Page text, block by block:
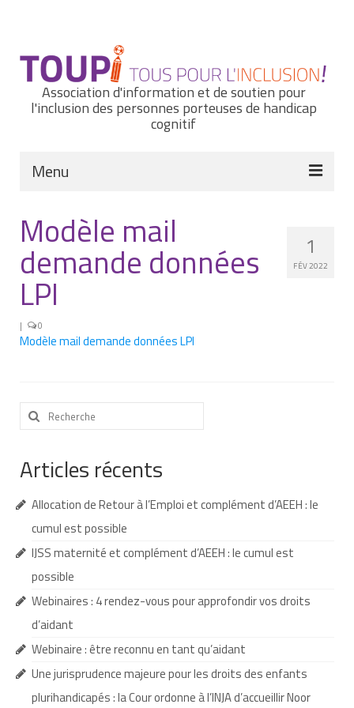
Association d'information et de soutien pour
l'inclusion des personnes porteuses de handicap
cognitif
Menu
Actualités
Nous connaître
Notre histoire
Notre équipe
Nos partenaires
Nos livres adaptés
Soins bucco-dentaires
Les troubles sensoriels
Aide aux démarches
Dossier MDPH
Demande d’allocations
Taux de handicap et carte d’invalidité
1
FÉV 2022
Modèle mail
demande données
LPI
| 0
Modèle mail demande données LPI
Rechercher
:
Articles récents
Allocation de Retour à l’Emploi et complément d’AEEH : le
cumul est possible
IJSS maternité et complément d’AEEH : le cumul est
possible
Webinaires : 4 rendez-vous pour approfondir vos droits
d’aidant
Webinaire : être reconnu en tant qu’aidant
Une jurisprudence majeure pour les droits des enfants
plurihandicapés : la Cour ordonne à l’INJA d’accueillir Noor